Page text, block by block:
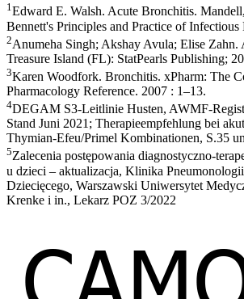
1Edward E. Walsh. Acute Bronchitis.
Bennett's Principles and Practice of Infectious
2Anumeha Singh; Akshay Avula; Elise Zahn.
Treasure Island (FL): StatPearls Publishing;
3Karen Woodfork. Bronchitis. xPharm: The
Pharmacology Reference. 2007 : 1–13.
4DEGAM S3-Leitlinie Husten, AWMF-
Stand Juni 2021; Therapieempfehlung bei
Thymian-Efeu/Primel Kombinationen, S.35
5Zalecenia postępowania diagnostyczno-
u dzieci – aktualizacja, Klinika
Dziecięcego, Warszawski Uniwersytet
Krenke i in., Lekarz POZ 3/2022